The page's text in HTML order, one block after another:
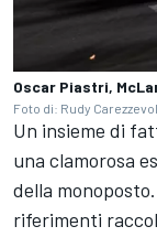
Oscar Piastri,
Foto di: Rudy
Un insieme di
una clamorosa
della
riferimenti